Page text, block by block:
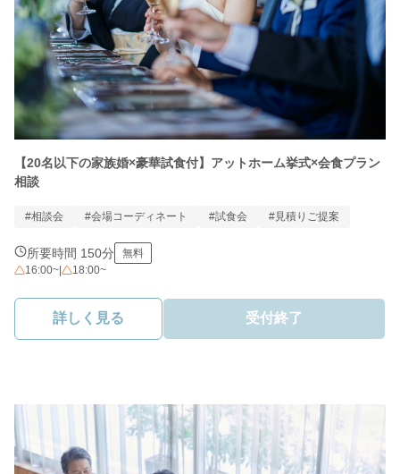
【20名以下の家族婚×豪華試食付】アットホーム挙式×会食プラン
相談
#相談会 #会場コーディネート #試食会 #見積りご提案
所要時間 150分
無料
16:00~
18:00~
詳しく見る 受付終了